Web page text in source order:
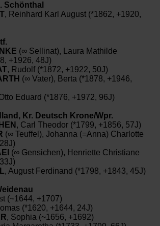
Schönthal
, Reinhard Karl August (*1862, +1920,
(∞ Sellinat), Laura Mathilde
+1926, 48J)
, Rudolf (*1872, +1922, 50J)
(∞ Vater), Berta (*1878, +1946,
Eduard (*1876, +1972, 96J)
Kr. Deutsch Krone/Wpr.
, Carl Theodor (*1799, +1856, 57J)
(∞ Teuffel), Johanna (=Anna) Charlotte
(∞ Gensichen), Henriette Christiane
, August Ferdinand (*1798, +1843, 45J)
(~1644, +1707)
(*1620, +1644, 24J)
, Sophia (~1656, +1692)